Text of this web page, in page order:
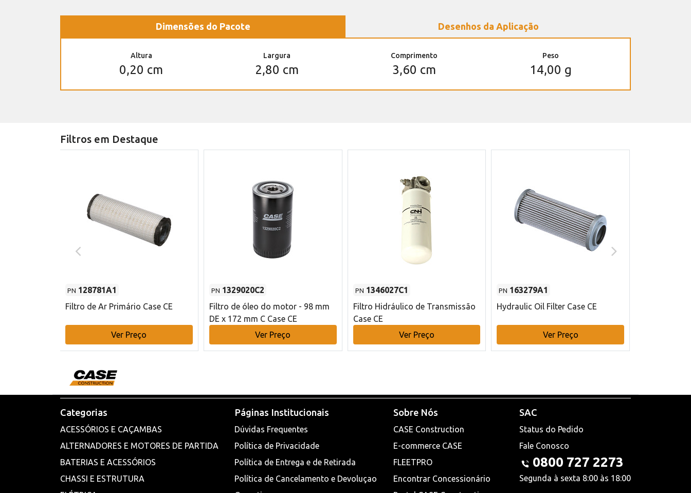
Dimensões do Pacote Desenhos da Aplicação
Altura
0,20 cm
Largura
2,80 cm
Comprimento
3,60 cm
Peso
14,00 g
Filtros em Destaque
PN 128781A1
Filtro de Ar Primário Case CE
Ver Preço
PN 1329020C2
Filtro de óleo do motor - 98 mm
DE x 172 mm C Case CE
Ver Preço
PN 1346027C1
Filtro Hidráulico de Transmissão
Case CE
Ver Preço
PN 163279A1
Hydraulic Oil Filter Case CE
Ver Preço
Categorias
ACESSÓRIOS E CAÇAMBAS
ALTERNADORES E MOTORES DE PARTIDA
BATERIAS E ACESSÓRIOS
CHASSI E ESTRUTURA
Páginas Institucionais
Dúvidas Frequentes
Política de Privacidade
Política de Entrega e de Retirada
Política de Cancelamento e Devoluçao
Sobre Nós
CASE Construction
E-commerce CASE
FLEETPRO
Encontrar Concessionário
SAC
Status do Pedido
Fale Conosco
0800 727 2273
Segunda à sexta 8:00 às 18:00